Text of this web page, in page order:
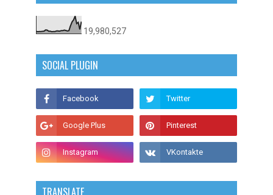
19,980,527
SOCIAL PLUGIN
TRANSLATE